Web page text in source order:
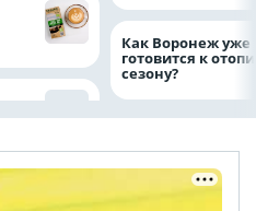
Как Воронеж уже
готовится к
сезону?